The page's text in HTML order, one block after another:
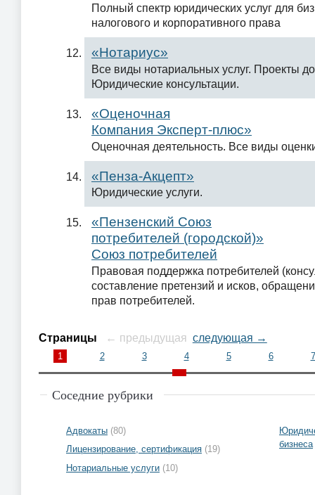
Полный спектр юридических услуг для
налогового и корпоративного права
«Нотариус»
Все виды нотариальных услуг. Проекты
Юридические консультации.
«Оценочная
Компания Эксперт-плюс»
Оценочная деятельность. Все виды
«Пенза-Акцепт»
Юридические услуги.
«Пензенский Союз
потребителей (городской)»
Союз потребителей
Правовая поддержка потребителей
составление претензий и исков,
прав потребителей.
Страницы ← предыдущая следующая →
1 2 3 4 5 6 7
Соседние рубрики
Адвокаты (80)
Лицензирование, сертификация (19)
Нотариальные услуги (10)
бизнеса